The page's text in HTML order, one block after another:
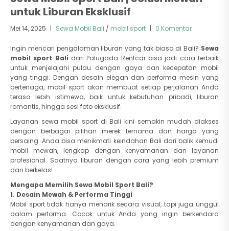
untuk Liburan Eksklusif
Mei 14, 2025 | Sewa Mobil Bali / mobil sport | 0 Komentar
Ingin mencari pengalaman liburan yang tak biasa di Bali? Sewa
mobil sport Bali dari Palugada Rentcar bisa jadi cara terbaik
untuk menjelajahi pulau dengan gaya dan kecepatan mobil
yang tinggi. Dengan desain elegan dan performa mesin yang
bertenaga, mobil sport akan membuat setiap perjalanan Anda
terasa lebih istimewa, baik untuk kebutuhan pribadi, liburan
romantis, hingga sesi foto eksklusif.
Layanan sewa mobil sport di Bali kini semakin mudah diakses
dengan berbagai pilihan merek ternama dan harga yang
bersaing. Anda bisa menikmati keindahan Bali dari balik kemudi
mobil mewah, lengkap dengan kenyamanan dan layanan
profesional. Saatnya liburan dengan cara yang lebih premium
dan berkelas!
Mengapa Memilih Sewa Mobil Sport Bali?
1. Desain Mewah & Performa Tinggi
Mobil sport tidak hanya menarik secara visual, tapi juga unggul
dalam performa. Cocok untuk Anda yang ingin berkendara
dengan kenyamanan dan gaya.